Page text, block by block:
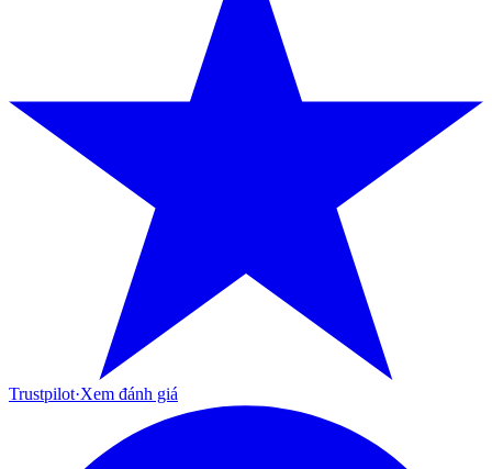
Trustpilot·Xem đánh giá